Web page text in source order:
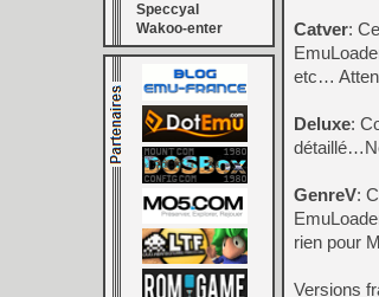
Speccyal
Wakoo-enter
Catver:
etc…
Deluxe:
GenreV:
rien pour
Versions